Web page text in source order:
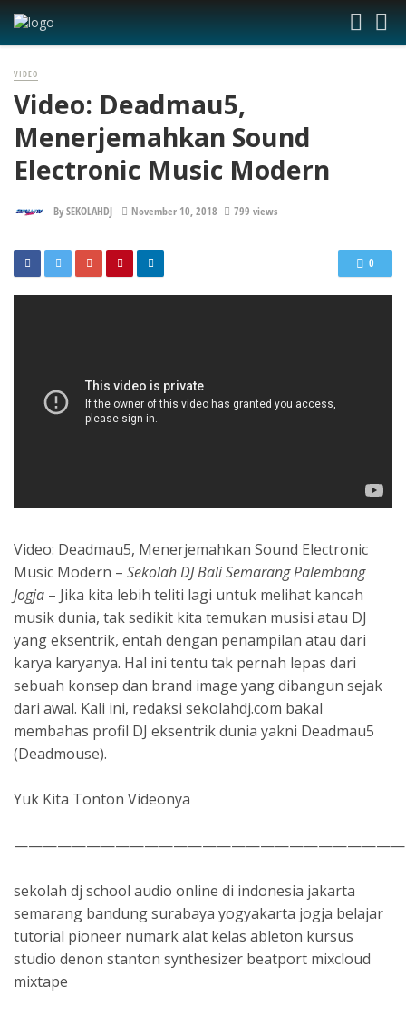
VIDEO
Video: Deadmau5,
Menerjemahkan Sound
Electronic Music Modern
BySEKOLAHDJ November 10, 2018 799 views
0
Video: Deadmau5, Menerjemahkan Sound Electronic
Music Modern – Sekolah DJ Bali Semarang Palembang
Jogja – Jika kita lebih teliti lagi untuk melihat kancah
musik dunia, tak sedikit kita temukan musisi atau DJ
yang eksentrik, entah dengan penampilan atau dari
karya karyanya. Hal ini tentu tak pernah lepas dari
sebuah konsep dan brand image yang dibangun sejak
dari awal. Kali ini, redaksi sekolahdj.com bakal
membahas profil DJ eksentrik dunia yakni Deadmau5
(Deadmouse).
Yuk Kita Tonton Videonya
sekolah dj school audio online di indonesia jakarta
semarang bandung surabaya yogyakarta jogja belajar
tutorial pioneer numark alat kelas ableton kursus
studio denon stanton synthesizer beatport mixcloud
mixtape